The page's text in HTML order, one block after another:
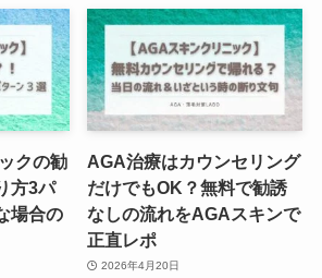
クの勧
方3パ
場合の
AGA治療はカウンセリング
だけでもOK？無料で勧誘
なしの流れをAGAスキンで
正直レポ
2026年4月20日